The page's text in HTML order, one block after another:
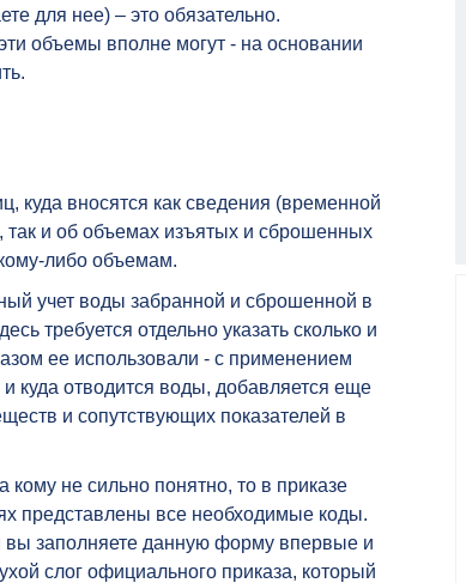
для нее) – это обязательно.
объемы вполне могут - на основании
куда вносятся как сведения (временной
так и об объемах изъятых и сброшенных
либо объемам.
учет воды забранной и сброшенной в
требуется отдельно указать сколько и
ее использовали - с применением
куда отводится воды, добавляется еще
и сопутствующих показателей в
не сильно понятно, то в приказе
представлены все необходимые коды.
вы заполняете данную форму впервые и
слог официального приказа, который